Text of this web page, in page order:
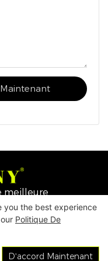
meilleure
Appliance
you the best experience
Politique De
D'accord Maintenant